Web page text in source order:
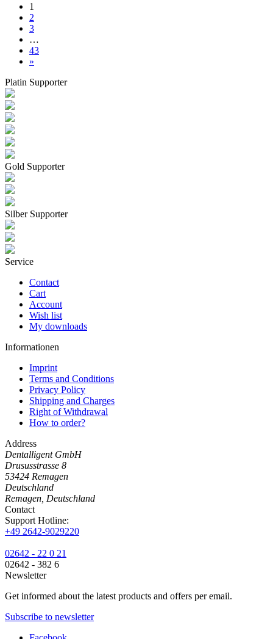
1
2
3
…
43
»
Platin Supporter
Gold Supporter
Silber Supporter
Service
Contact
Cart
Account
Wish list
My downloads
Informationen
Imprint
Terms and Conditions
Privacy Policy
Shipping and Charges
Right of Withdrawal
How to order?
Address
Dentalligent GmbH
Drususstrasse 8
53424 Remagen
Deutschland
Remagen, Deutschland
Contact
Support Hotline:
+49 2642-9029220
02642 - 22 0 21
02642 - 382 6
Newsletter
Get informed about the latest products and offers per email.
Subscribe to newsletter